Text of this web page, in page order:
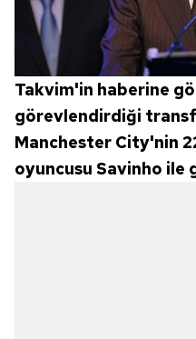
Takvim'in haberine
görevlendirdiği
Manchester City'nin
oyuncusu Savinho ile